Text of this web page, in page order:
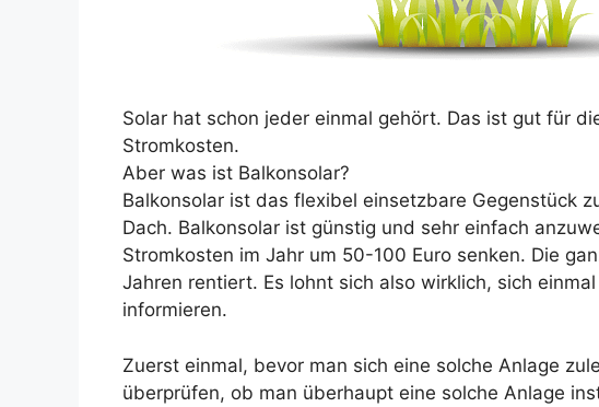
Solar hat schon jeder einmal gehört. Das ist gut für
Stromkosten.
Aber was ist Balkonsolar?
Balkonsolar ist das flexibel einsetzbare Gegenstück
Dach. Balkonsolar ist günstig und sehr einfach
Stromkosten im Jahr um 50-100 Euro senken. Die
Jahren rentiert. Es lohnt sich also wirklich, sich
informieren.
Zuerst einmal, bevor man sich eine solche Anlage
überprüfen, ob man überhaupt eine solche Anlage